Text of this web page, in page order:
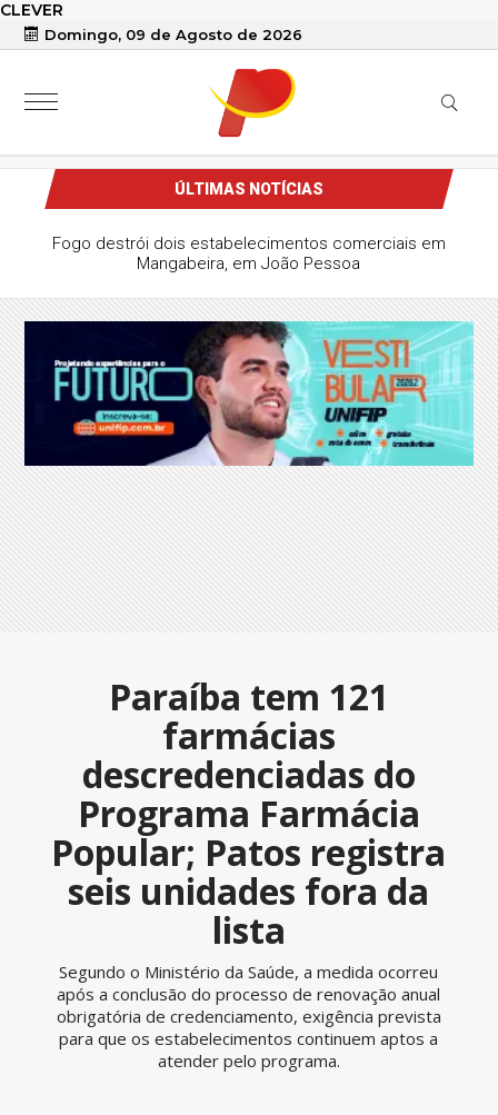
CLEVER
Domingo, 09 de Agosto de 2026
ÚLTIMAS NOTÍCIAS
Fogo destrói dois estabelecimentos comerciais em
Mangabeira, em João Pessoa
Paraíba tem 121
farmácias
descredenciadas do
Programa Farmácia
Popular; Patos registra
seis unidades fora da
lista
Segundo o Ministério da Saúde, a medida ocorreu
após a conclusão do processo de renovação anual
obrigatória de credenciamento, exigência prevista
para que os estabelecimentos continuem aptos a
atender pelo programa.